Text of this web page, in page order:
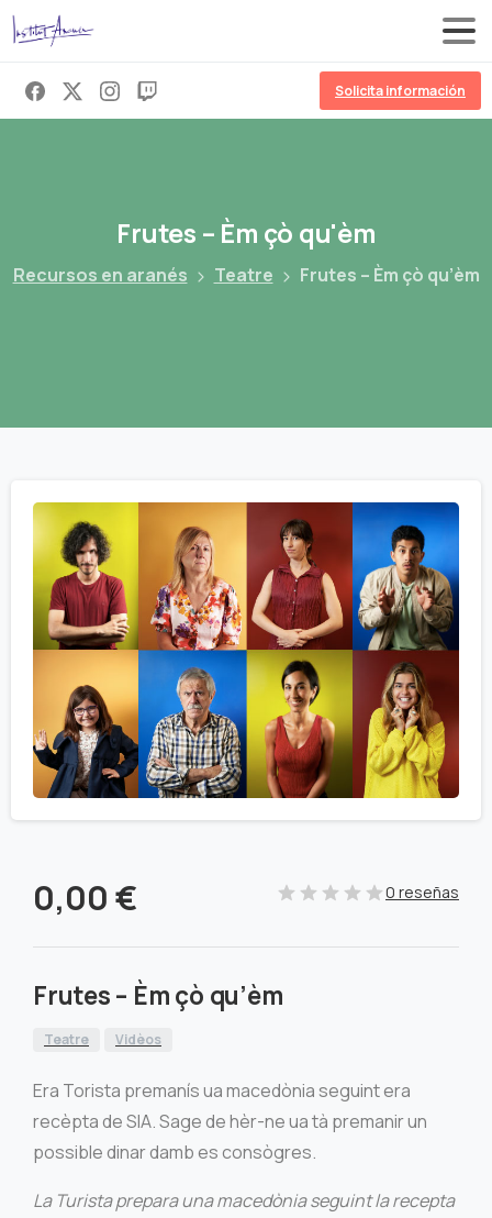
Solicita información
Frutes – Èm çò qu'èm
Recursos en aranés Teatre Frutes – Èm çò qu’èm
0,00€ 0 reseñas
Frutes – Èm çò qu’èm
Teatre Vidèos
Era Torista premanís ua macedònia seguint era
recèpta de SIA. Sage de hèr-ne ua tà premanir un
possible dinar damb es consògres.
La Turista prepara una macedònia seguint la recepta